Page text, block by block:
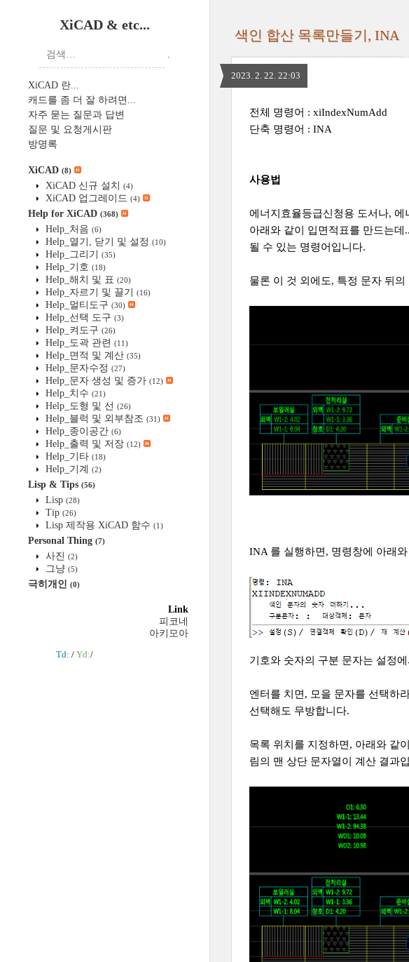
XiCAD & etc...
.
XiCAD 란...
캐드를 좀 더 잘 하려면...
자주 묻는 질문과 답변
질문 및 요청게시판
방명록
XiCAD (8)
XiCAD 신규 설치 (4)
XiCAD 업그레이드 (4)
Help for XiCAD (368)
Help_처음 (6)
Help_열기, 닫기 및 설정 (10)
Help_그리기 (35)
Help_기호 (18)
Help_해치 및 표 (20)
Help_자르기 및 끌기 (16)
Help_멀티도구 (30)
Help_선택 도구 (3)
Help_켜도구 (26)
Help_도곽 관련 (11)
Help_면적 및 계산 (35)
Help_문자수정 (27)
Help_문자 생성 및 증가 (12)
Help_치수 (21)
Help_도형 및 선 (26)
Help_블럭 및 외부참조 (31)
Help_종이공간 (6)
Help_출력 및 저장 (12)
Help_기타 (18)
Help_기계 (2)
Lisp & Tips (56)
Lisp (28)
Tip (26)
Lisp 제작용 XiCAD 함수 (1)
Personal Thing (7)
사진 (2)
그냥 (5)
극히개인 (0)
Link
피코네
아키모아
Td: / Yd:/
색인 합산 목록만들기, INA
2023. 2. 22. 22:03
전체 명령어 : xiIndexNumAdd
단축 명령어 : INA
사용법
에너지효율등급신청용 도서나,
아래와 같이 입면적표를 만드는
될 수 있는 명령어입니다.
물론 이 것 외에도, 특정 문자 뒤
INA 를 실행하면, 명령창에 아래
기호와 숫자의 구분 문자는 설정
엔터를 치면, 모을 문자를 선택하
선택해도 무방합니다.
목록 위치를 지정하면, 아래와 같
림의 맨 상단 문자열이 계산 결과